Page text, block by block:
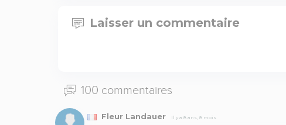
Laisser un commentaire
100 commentaires
Fleur Landauer Il y a 8 ans, 8 mois